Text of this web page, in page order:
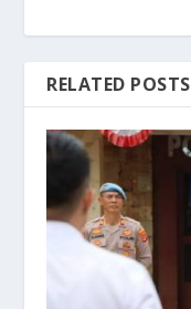
RELATED POSTS